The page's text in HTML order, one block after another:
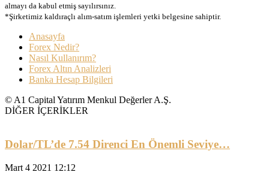
almayı da kabul etmiş sayılırsınız.
*Şirketimiz kaldıraçlı alım-satım işlemleri yetki belgesine sahiptir.
Anasayfa
Forex Nedir?
Nasıl Kullanırım?
Forex Altın Analizleri
Banka Hesap Bilgileri
© A1 Capital Yatırım Menkul Değerler A.Ş.
DİĞER İÇERİKLER
Dolar/TL’de 7.54 Direnci En Önemli Seviye…
Mart 4 2021 12:12